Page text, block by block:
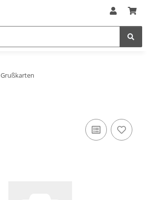
Grußkarten